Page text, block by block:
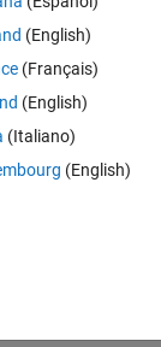
resolve this?
(English)
(Français)
(English)
(Italiano)
(English)